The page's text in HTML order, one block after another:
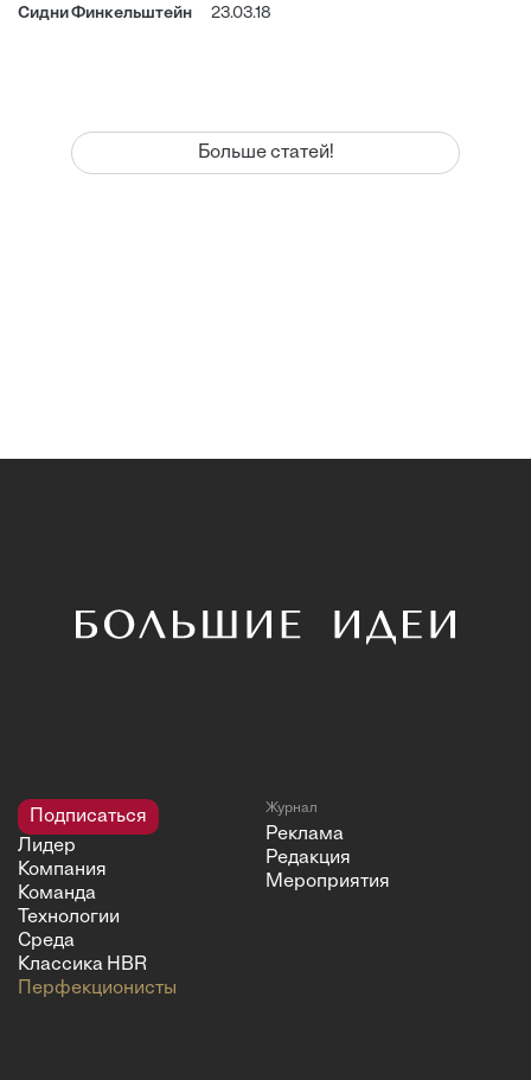
Сидни Финкельштейн 23.03.18
Больше статей!
Подписаться
Лидер
Компания
Команда
Технологии
Среда
Классика HBR
Перфекционисты
Журнал
Реклама
Редакция
Мероприятия